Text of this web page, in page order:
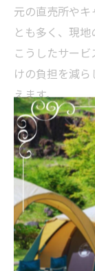
元の直売所や
とも多く、現地
こうしたサー
けの負担を減
えます。
安全に配慮し
キャンプ料理
ち物の確認が
物を防ぐため
定したものを
ます。包丁や
器具もリスト